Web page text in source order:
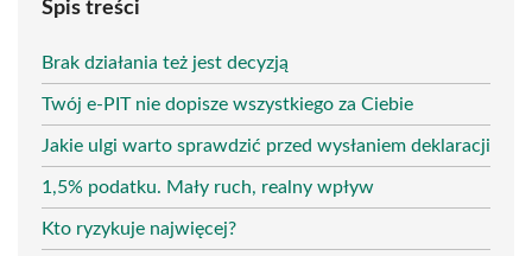
Spis treści
Brak działania też jest decyzją
Twój e-PIT nie dopisze wszystkiego za Ciebie
Jakie ulgi warto sprawdzić przed wysłaniem deklaracji
1,5% podatku. Mały ruch, realny wpływ
Kto ryzykuje najwięcej?